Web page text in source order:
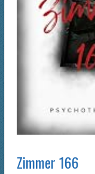
Zimmer 166